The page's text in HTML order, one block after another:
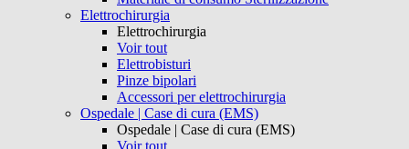
Elettrochirurgia
Elettrochirurgia
Voir tout
Elettrobisturi
Pinze bipolari
Accessori per elettrochirurgia
Ospedale | Case di cura (EMS)
Ospedale | Case di cura (EMS)
Voir tout